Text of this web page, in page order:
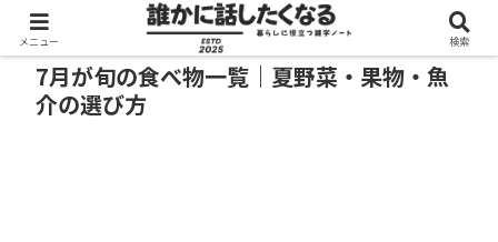
7月が旬の食べ物一覧｜夏野菜・果物・魚
介の選び方
メニュー 検索